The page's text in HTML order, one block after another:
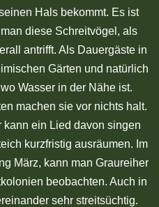
Hals bekommt. Es ist
diese Schreitvögel, als
antrifft. Als Dauergäste in
Gärten und natürlich
Wasser in der Nähe ist.
machen sie vor nichts halt.
kann ein Lied davon singen
kurzfristig ausräumen. Im
März, kann man Graureiher
beobachten. Auch in
sehr streitsüchtig.